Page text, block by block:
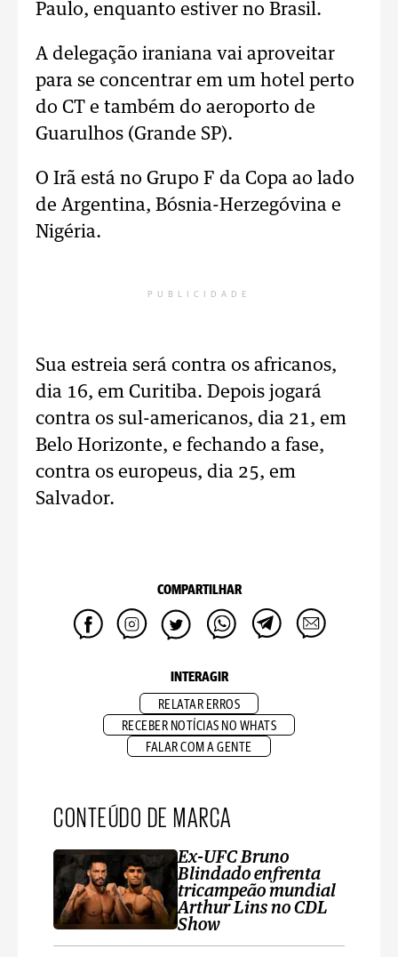
Paulo, enquanto estiver no Brasil.
A delegação iraniana vai aproveitar
para se concentrar em um hotel perto
do CT e também do aeroporto de
Guarulhos (Grande SP).
O Irã está no Grupo F da Copa ao lado
de Argentina, Bósnia-Herzegóvina e
Nigéria.
PUBLICIDADE
Sua estreia será contra os africanos,
dia 16, em Curitiba. Depois jogará
contra os sul-americanos, dia 21, em
Belo Horizonte, e fechando a fase,
contra os europeus, dia 25, em
Salvador.
COMPARTILHAR
INTERAGIR
RELATAR ERROS
RECEBER NOTÍCIAS NO WHATS
FALAR COM A GENTE
CONTEÚDO DE MARCA
Ex-UFC Bruno
Blindado enfrenta
tricampeão mundial
Arthur Lins no CDL
Show